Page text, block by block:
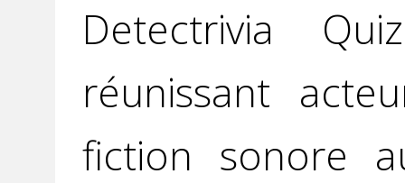
Detectrivia
réunissant
fiction sonore